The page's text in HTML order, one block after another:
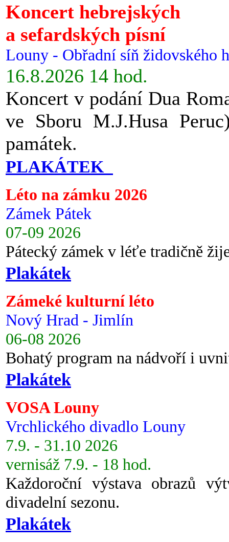
Koncert hebrejských
a sefardských písní
Louny - Obřadní síň židovského
16.8.2026 14 hod.
Koncert v podání Dua
ve Sboru M.J.Husa
památek.
PLAKÁTEK
Léto na zámku 2026
Zámek Pátek
07-09 2026
Pátecký zámek v léťe tradičně
Plakátek
Zámeké kulturní léto
Nový Hrad - Jimlín
06-08 2026
Bohatý program na nádvoří i
Plakátek
VOSA Louny
Vrchlického divadlo Louny
7.9. - 31.10 2026
vernisáž 7.9. - 18 hod.
Každoroční výstava obrazů
divadelní sezonu.
Plakátek